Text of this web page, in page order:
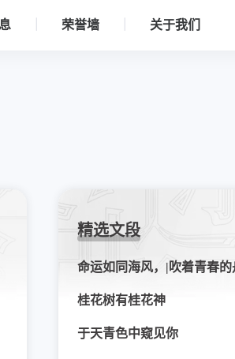
荣誉墙 关于我们
精选文段
桂花树有桂花神
于天青色中窥见你